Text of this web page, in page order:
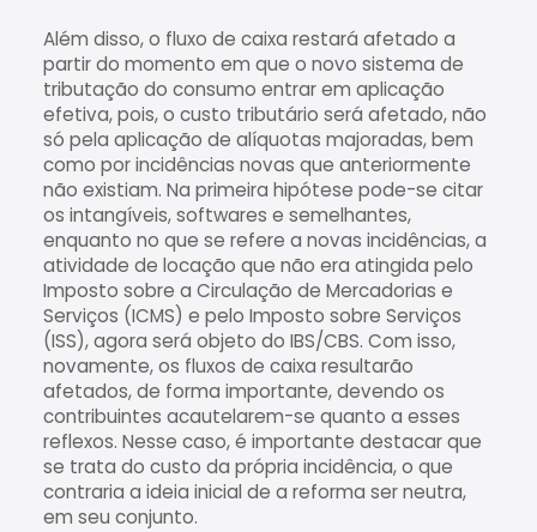
Além disso, o fluxo de caixa restará afetado a
partir do momento em que o novo sistema de
tributação do consumo entrar em aplicação
efetiva, pois, o custo tributário será afetado, não
só pela aplicação de alíquotas majoradas, bem
como por incidências novas que anteriormente
não existiam. Na primeira hipótese pode-se citar
os intangíveis, softwares e semelhantes,
enquanto no que se refere a novas incidências, a
atividade de locação que não era atingida pelo
Imposto sobre a Circulação de Mercadorias e
Serviços (ICMS) e pelo Imposto sobre Serviços
(ISS), agora será objeto do IBS/CBS. Com isso,
novamente, os fluxos de caixa resultarão
afetados, de forma importante, devendo os
contribuintes acautelarem-se quanto a esses
reflexos. Nesse caso, é importante destacar que
se trata do custo da própria incidência, o que
contraria a ideia inicial de a reforma ser neutra,
em seu conjunto.